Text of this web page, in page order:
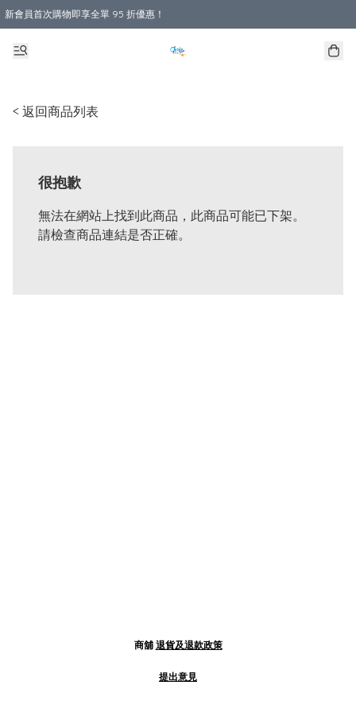
新會員首次購物即享全單 95 折優惠！
購物滿 HKD 800.00即享免運費優惠！（適用於 本地送貨、本地取貨 )
< 返回商品列表
很抱歉
無法在網站上找到此商品，此商品可能已下架。
請檢查商品連結是否正確。
商舖 退貨及退款政策
提出意見